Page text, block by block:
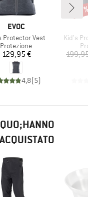
MARCHIO
EVOC
Protector Vest
Gruppo di prodotti
Protezione
Prezzo
129,95 €
4,8(5)
Articolo
Kid's